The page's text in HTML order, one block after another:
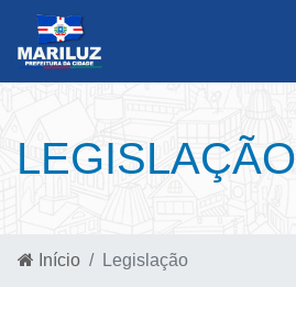
LEGISLAÇÃO
Início Legislação